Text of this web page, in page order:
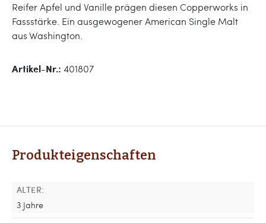
Reifer Apfel und Vanille prägen diesen Copperworks in
Fassstärke. Ein ausgewogener American Single Malt
aus Washington.
Artikel-Nr.: 401807
Produkteigenschaften
ALTER:
3 Jahre